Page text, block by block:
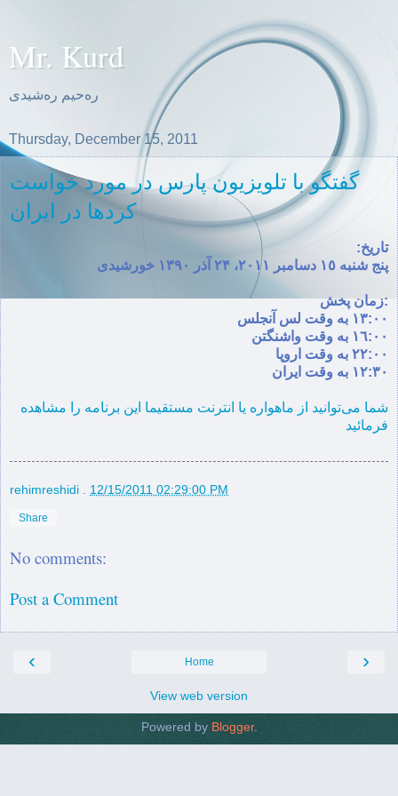
Mr. Kurd
ره‌حیم ره‌شیدی
Thursday, December 15, 2011
گفتگو با تلویزیون پارس در مورد خواست
کردها در ایران
تاریخ:
پنج شنبە ١٥ دسامبر ٢٠١١، ۲۴ آذر ۱۳۹۰ خورشیدی
:زمان پخش
١٣:٠٠ بە وقت لس آنجلس
١٦:٠٠ بە وقت واشنگتن
٢٢:٠٠ بە وقت اروپا
١٢:٣٠ بە وقت ایران
شما می‌توانید از ماهوارە یا انترنت مستقیما این برنامە را مشاهدە
فرمائید
rehimreshidi 12/15/2011 02:29:00 PM
Share
No comments:
Post a Comment
‹ ›
Home
View web version
Powered by Blogger.